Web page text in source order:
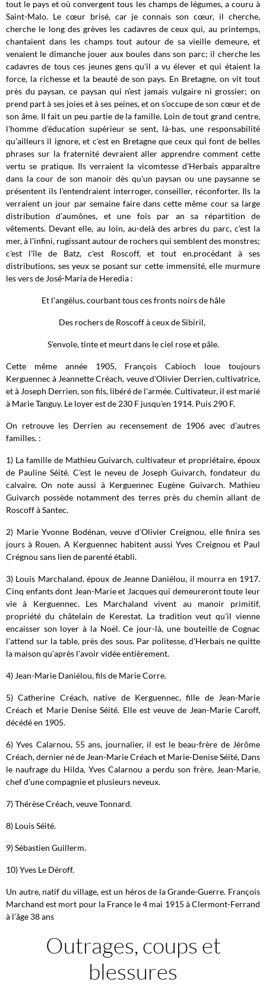
tout le pays et où convergent tous les champs de légumes, a couru à
Saint-Malo. Le cœur brisé, car je connais son cœur, il cherche,
cherche le long des grèves les cadavres de ceux qui, au printemps,
chantaient dans les champs tout autour de sa vieille demeure, et
venaient le dimanche jouer aux boules dans son parc; il cherche les
cadavres de tous ces jeunes gens qu'il a vu élever et qui étaient la
force, la richesse et la beauté de son pays. En Bretagne, on vit tout
près du paysan, ce paysan qui n'est jamais vulgaire ni grossier; on
prend part à ses joies et à ses peines, et on s'occupe de son cœur et de
son âme. Il fait un peu partie de la famille. Loin de tout grand centre,
l'homme d'éducation supérieur se sent, là-bas, une responsabilité
qu'ailleurs il ignore, et c'est en Bretagne que ceux qui font de belles
phrases sur la fraternité devraient aller apprendre comment cette
vertu se pratique. Ils verraient la vicomtesse d'Herbais apparaître
dans la cour de son manoir dès qu'un paysan ou une paysanne se
présentent ils l'entendraient interroger, conseiller, réconforter. Ils la
verraient un jour par semaine faire dans cette même cour sa large
distribution d'aumônes, et une fois par an sa répartition de
vêtements. Devant elle, au loin, au-delà des arbres du parc, c'est la
mer, à l'infini, rugissant autour de rochers qui semblent des monstres;
c'est l'île de Batz, c'est Roscoff, et tout en.procédant à ses
distributions, ses yeux se posant sur cette immensité, elle murmure
les vers de José-Maria de Heredia :
Et l'angélus, courbant tous ces fronts noirs de hâle
Des rochers de Roscoff à ceux de Sibiril,
S'envole, tinte et meurt dans le ciel rose et pâle.
Cette même année 1905, François Cabioch loue toujours
Kerguennec à Jeannette Créach, veuve d'Olivier Derrien, cultivatrice,
et à Joseph Derrien, son fils, libéré de l'armée. Cultivateur, il est marié
à Marie Tanguy. Le loyer est de 230 F jusqu'en 1914. Puis 290 F.
On retrouve les Derrien au recensement de 1906 avec d'autres
familles. :
1) La famille de Mathieu Guivarch, cultivateur et propriétaire, époux
de Pauline Séité. C'est le neveu de Joseph Guivarch, fondateur du
calvaire. On note aussi à Kerguennec Eugène Guivarch. Mathieu
Guivarch possède notamment des terres près du chemin allant de
Roscoff à Santec.
2) Marie Yvonne Bodénan, veuve d'Olivier Creignou, elle finira ses
jours à Rouen. A Kerguennec habitent aussi Yves Creignou et Paul
Crégnou sans lien de parenté établi.
3) Louis Marchaland, époux de Jeanne Daniélou, il mourra en 1917.
Cinq enfants dont Jean-Marie et Jacques qui demeureront toute leur
vie à Kerguennec. Les Marchaland vivent au manoir primitif,
propriété du châtelain de Kerestat. La tradition veut qu'il vienne
encaisser son loyer à la Noël. Ce jour-là, une bouteille de Cognac
l'attend sur la table, près des sous. Par politesse, d'Herbais ne quitte
la maison qu'après l'avoir vidée entièrement.
4) Jean-Marie Daniélou, fils de Marie Corre.
5) Catherine Créach, native de Kerguennec, fille de Jean-Marie
Créach et Marie Denise Séité. Elle est veuve de Jean-Marie Caroff,
décédé en 1905.
6) Yves Calarnou, 55 ans, journalier, il est le beau-frère de Jérôme
Créach, dernier né de Jean-Marie Créach et Marie-Denise Séité, Dans
le naufrage du Hilda, Yves Calarnou a perdu son frère, Jean-Marie,
chef d'une compagnie et plusieurs neveux.
7) Thérèse Créach, veuve Tonnard.
8) Louis Séité.
9) Sébastien Guillerm.
10) Yves Le Déroff.
Un autre, natif du village, est un héros de la Grande-Guerre. François
Marchand est mort pour la France le 4 mai 1915 à Clermont-Ferrand
à l’âge 38 ans
Outrages, coups et
blessures